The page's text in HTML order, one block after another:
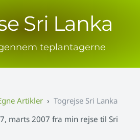
Sri Lanka
teplantagerne
Artikler
Togrejse Sri Lanka
marts 2007 fra min rejse til Sri